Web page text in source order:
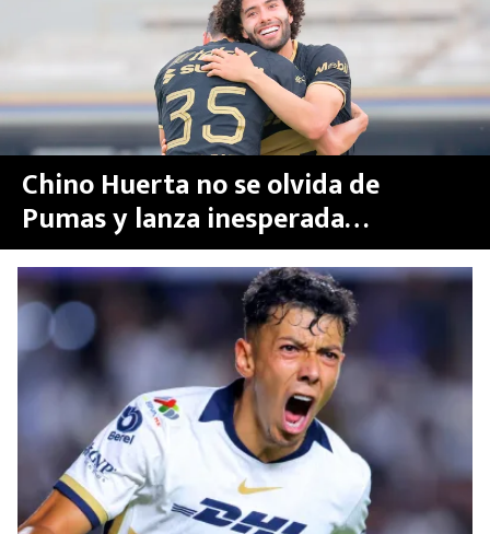
Chino Huerta no se olvida de
Pumas y lanza inesperada
despedida para Jorge Ruvalcaba